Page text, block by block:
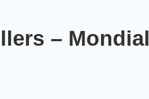
– Mondial